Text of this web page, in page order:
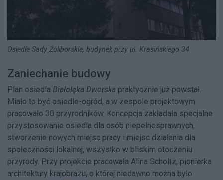
Osiedle Sady Żoliborskie, budynek przy ul. Krasińskiego 34
Zaniechanie budowy
Plan osiedla Białołęka Dworska praktycznie już powstał.
Miało to być osiedle-ogród, a w zespole projektowym
pracowało 30 przyrodników. Koncepcja zakładała specjalne
przystosowanie osiedla dla osób niepełnosprawnych,
stworzenie nowych miejsc pracy i miejsc działania dla
społeczności lokalnej, wszystko w bliskim otoczeniu
przyrody. Przy projekcie pracowała Alina Scholtz, pionierka
architektury krajobrazu, o której niedawno można było